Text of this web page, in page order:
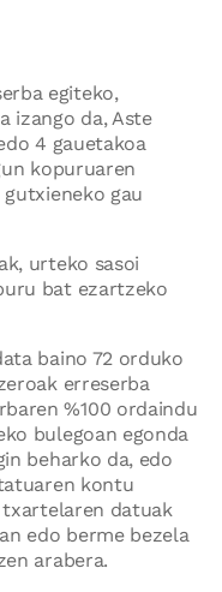
egiteko,
izango da, Aste
4 gauetakoa
kopuruaren
gau
urteko sasoi
bat ezartzeko
baino 72 orduko
erreserba
%100 ordaindu
bulegoan egonda
beharko da, edo
kontu
datuak
edo berme bezela
arabera.